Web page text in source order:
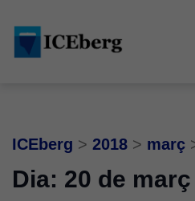
main
content
footer
ICEberg > 2018 > març
Dia: 20 de